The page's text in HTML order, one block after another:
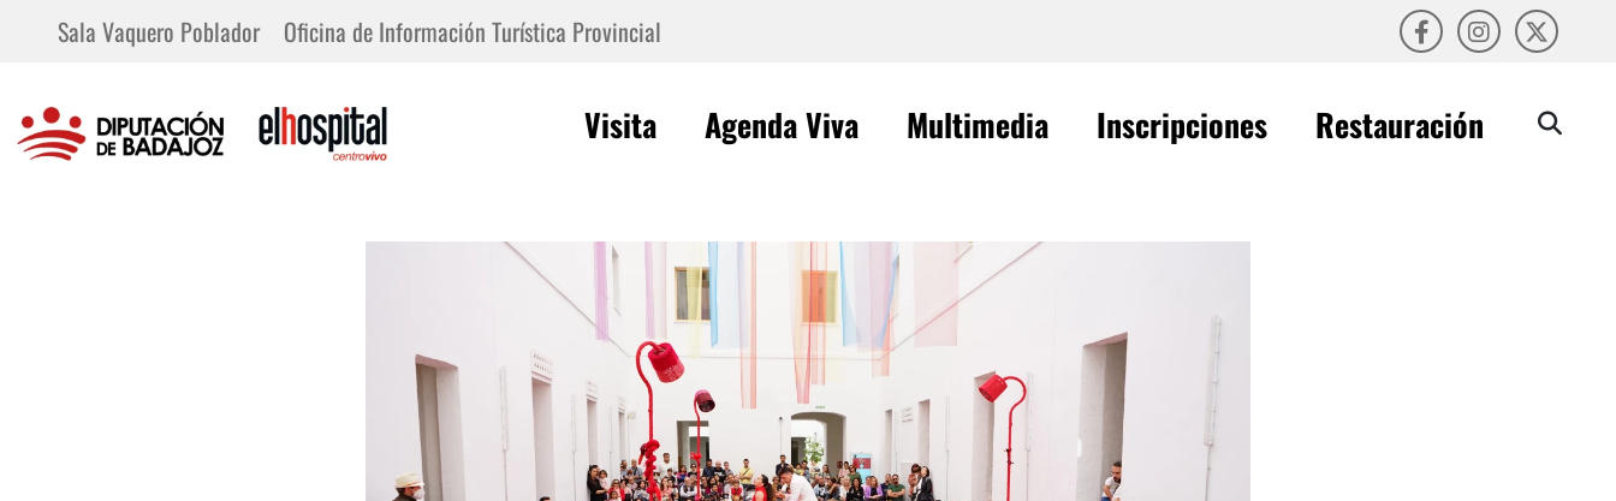
Sala Vaquero Poblador Oficina de Información Turística Provincial
Visita Agenda Viva Multimedia Inscripciones Restauración